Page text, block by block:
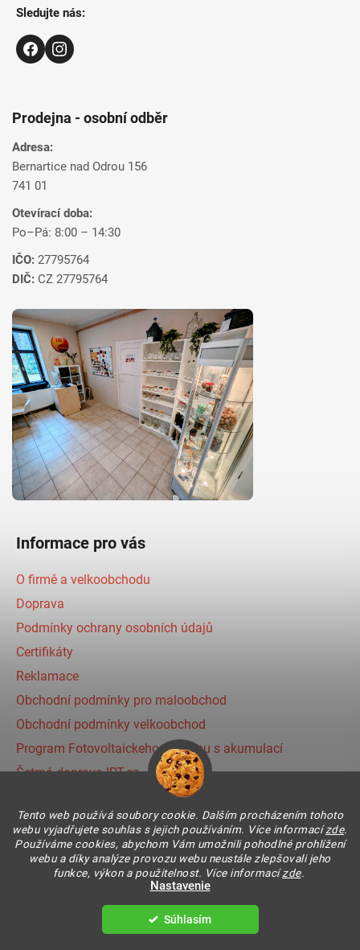
Tento web používá soubory cookie. Dalším procházením tohoto
webu vyjadřujete souhlas s jejich používáním. Více informacízde.
Používáme cookies, abychom Vám umožnili pohodlné prohlížení
webu a díky analýze provozu webu neustále zlepšovali jeho
funkce, výkon a použitelnost. Více informacízde.
Nastavenie
Súhlasím
Sledujte nás:
Prodejna - osobní odběr
Adresa:
Bernartice nad Odrou 156
741 01
Otevírací doba:
Po–Pá: 8:00 – 14:30
IČO: 27795764
DIČ: CZ 27795764
Informace pro vás
O firmě a velkoobchodu
Doprava
Podmínky ochrany osobních údajů
Certifikáty
Reklamace
Obchodní podmínky pro maloobchod
Obchodní podmínky velkoobchod
Program Fotovoltaickeho systému s akumulací
Šetrná doprava IRT.cz
Prihlásenie affiliate partnera
Instagram